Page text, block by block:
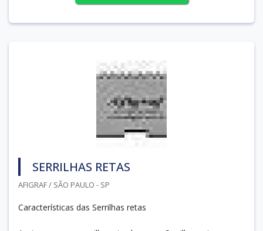
SERRILHAS RETAS
AFIGRAF / SÃO PAULO - SP
Características das Serrilhas retas